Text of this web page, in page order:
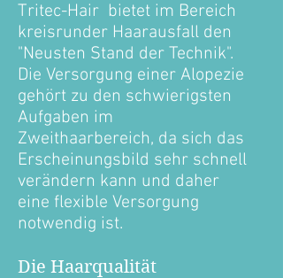
Tritec-Hair bietet im Bereich
kreisrunder Haarausfall den
"Neusten Stand der Technik".
Die Versorgung einer Alopezie
gehört zu den schwierigsten
Aufgaben im
Zweithaarbereich, da sich das
Erscheinungsbild sehr schnell
verändern kann und daher
eine flexible Versorgung
notwendig ist.
Die Haarqualität